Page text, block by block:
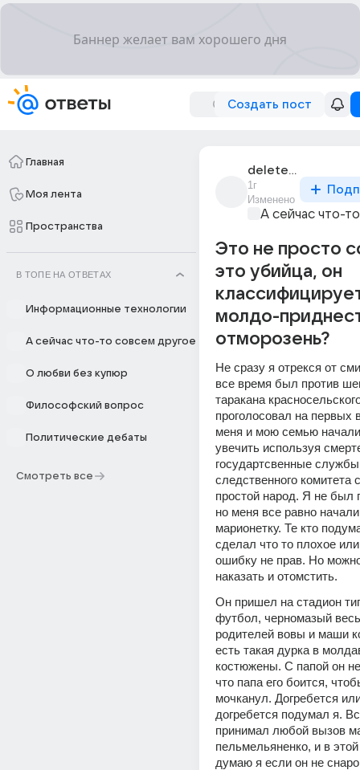
Создать пост
Главная
Моя лента
Пространства
В ТОПЕ НА ОТВЕТАХ
Информационные технологии
А сейчас что-то совсем другое
О любви без купюр
Философский вопрос
Политические дебаты
Смотреть все
deleted_username_15553528
1г
Изменено
А сейчас что-
Это не просто
это убийца, он
молдо-
отморозень?
Не сразу я отрекся от
все время был против
таракана
проголосовал на первых
меня и мою семью
увечить используя
государтсвенные
следственного комитета
простой народ. Я не был
но меня все равно
марионетку. Те кто
сделал что то плохое
ошибку не прав. Но
наказать и отомстить.
Он пришел на стадион
футбол, черномазый
родителей вовы и маши
есть такая дурка в
костюжены. С папой он
что папа его боится,
мочканул. Догребется
догребется подумал я.
принимал любой вызов
пельмельяненко, и в
думаю я если он не